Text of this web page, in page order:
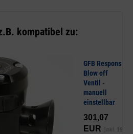
kompatibel zu:
GFB Respons
Blow off
Ventil -
manuell
einstellbar
301,07
EUR (inkl. 19